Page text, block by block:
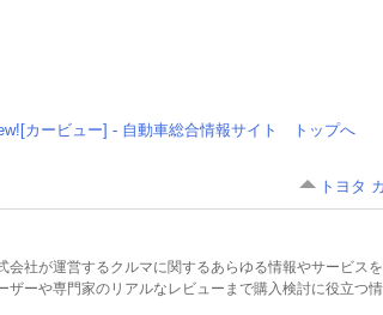
カービュー] - 自動車総合情報サイト トップへ
トヨタ
社が運営するクルマに関するあらゆる情報やサービスを
ーや専門家のリアルなレビューまで購入検討に役立つ情